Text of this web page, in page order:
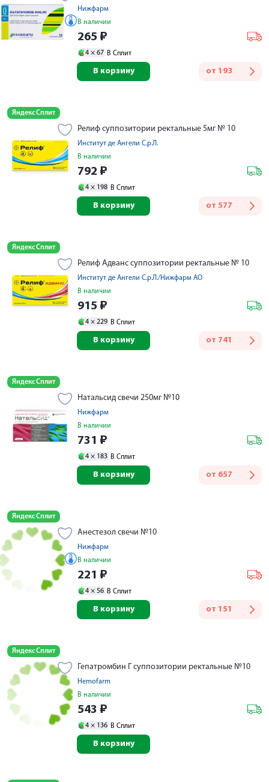
Нижфарм
В наличии
265 ₽
4 × 67 В Сплит
от 193
В корзину
Яндекс Сплит
Релиф суппозитории ректальные 5мг № 10
Институт де Ангели С.р.Л.
В наличии
792 ₽
4 × 198 В Сплит
от 577
В корзину
Яндекс Сплит
Релиф Адванс суппозитории ректальные № 10
Институт де Ангели С.р.Л./Нижфарм АО
В наличии
915 ₽
4 × 229 В Сплит
от 741
В корзину
Яндекс Сплит
Натальсид свечи 250мг №10
Нижфарм
В наличии
731 ₽
4 × 183 В Сплит
от 657
В корзину
Яндекс Сплит
Анестезол свечи №10
Нижфарм
В наличии
221 ₽
4 × 56 В Сплит
от 151
В корзину
Яндекс Сплит
Гепатромбин Г суппозитории ректальные №10
Hemofarm
В наличии
543 ₽
4 × 136 В Сплит
В корзину